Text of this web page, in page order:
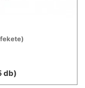
db)